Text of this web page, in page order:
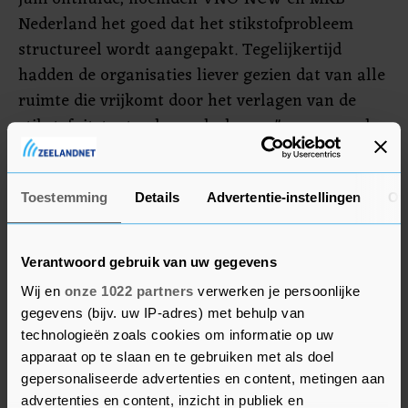
Toestemming Details Advertentie-instellingen
Verantwoord gebruik van uw gegevens
Wij en onze 1022 partners verwerken je persoonlijke
gegevens (bijv. uw IP-adres) met behulp van
technologieën zoals cookies om informatie op uw
apparaat op te slaan en te gebruiken met als doel
gepersonaliseerde advertenties en content, metingen aan
advertenties en content, inzicht in publiek en
Nederland het goed dat het stikstofprobleem
structureel wordt aangepakt. Tegelijkertijd
hadden de organisaties liever gezien dat van alle
ruimte die vrijkomt door het verlagen van de
stikstofuitstoot ook een deel naar "wonen, werk
en de energietransitie" gaat, in plaats van alleen
naar natuurherstel.
Grote veevoerbedrijven praten volgende week
niet met Remkes en bewindslieden van het
kabinet. ForFarmers zegt het belangrijk te vinden
dat er eerst gesprekken zijn tussen
vertegenwoordigers van boeren en de politiek,
voordat ketenpartijen zoals veevoerbedrijven met